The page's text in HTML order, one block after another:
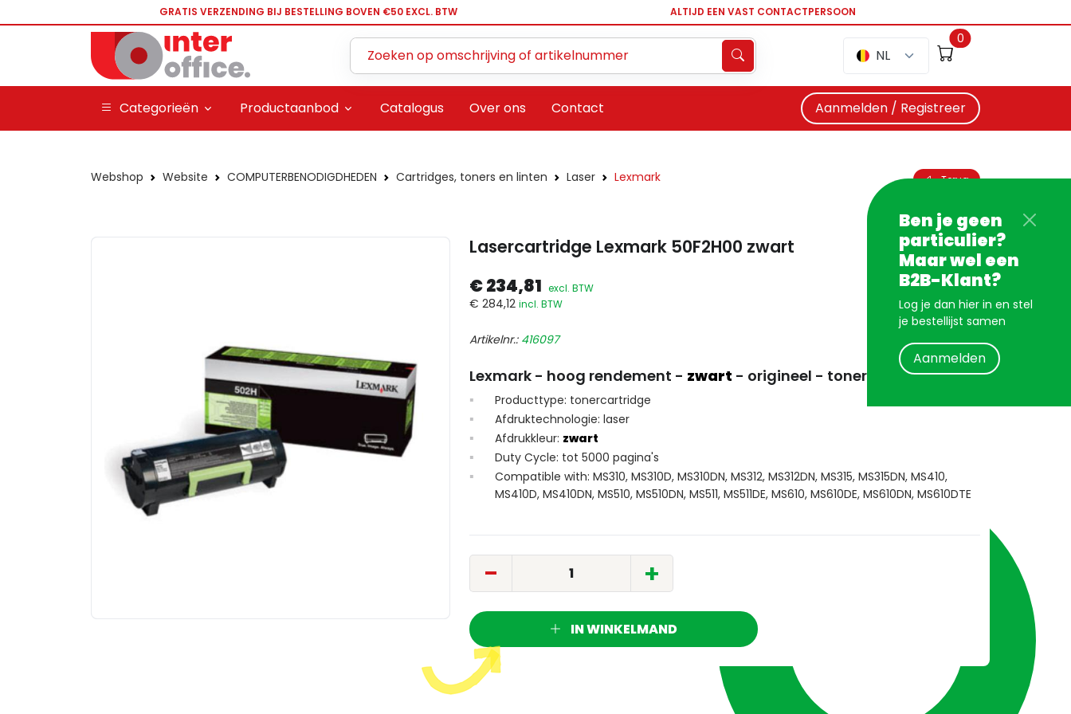
GRATIS VERZENDING BIJ BESTELLING BOVEN €50 EXCL. BTW ALTIJD EEN VAST CONTACTPERSOON
NL
0
Categorieën Productaanbod Catalogus Over ons Contact Aanmelden / Registreer
Ben je geen
particulier?
Maar wel een
B2B-Klant?
Log je dan hier in en stel
je bestellijst samen
Aanmelden
Webshop Website COMPUTERBENODIGDHEDEN Cartridges, toners en linten Laser Lexmark Terug
Lasercartridge Lexmark 50F2H00 zwart
€ 234,81 excl. BTW
€ 284,12 incl. BTW
Artikelnr.: 416097
Lexmark - hoog rendement - zwart - origineel - tonercartridge
Producttype: tonercartridge
Afdruktechnologie: laser
Afdrukkleur: zwart
Duty Cycle: tot 5000 pagina's
Compatible with: MS310, MS310D, MS310DN, MS312, MS312DN, MS315, MS315DN, MS410,
MS410D, MS410DN, MS510, MS510DN, MS511, MS511DE, MS610, MS610DE, MS610DN, MS610DTE
- +
IN WINKELMAND